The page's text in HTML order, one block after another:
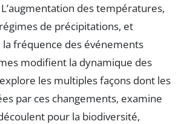
des températures,
de précipitations, et
la fréquence des événements
modifient la dynamique des
les multiples façons dont les
par ces changements, examine
pour la biodiversité,